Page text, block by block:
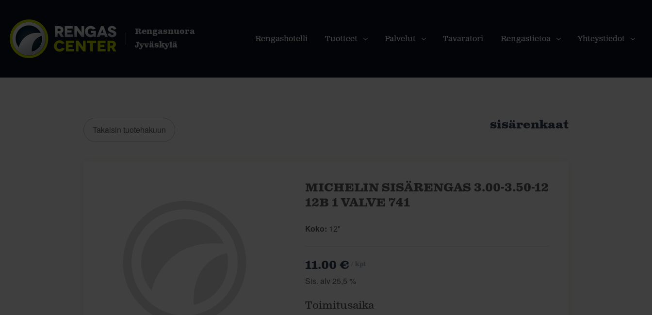
Rengasnuora
Jyväskylä
Rengashotelli Tuotteet Palvelut Tavaratori Rengastietoa Yhteystiedot
Takaisin tuotehakuun sisärenkaat
MICHELIN SISÄRENGAS 3.00-3.50-12
12B 1 VALVE 741
Koko: 12"
11.00 €
Sis. alv 25,5 %
Toimitusaika